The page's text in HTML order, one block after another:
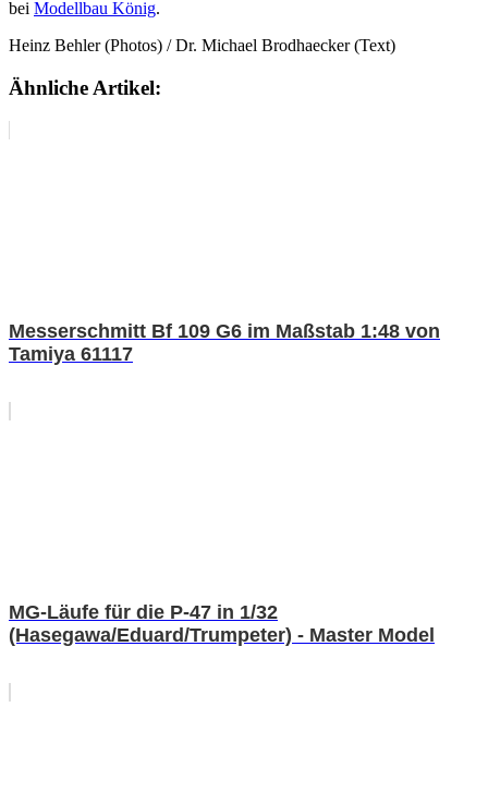
bei Modellbau König.
Heinz Behler (Photos) / Dr. Michael Brodhaecker (Text)
Ähnliche Artikel:
Messerschmitt Bf 109 G6 im Maßstab 1:48 von
Tamiya 61117
MG-Läufe für die P-47 in 1/32
(Hasegawa/Eduard/Trumpeter) - Master Model